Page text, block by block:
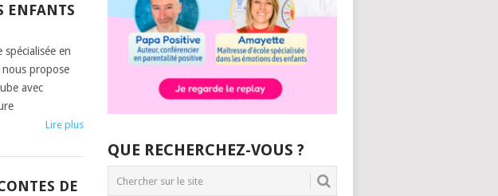
ENFANTS
en
propose
avec
Lire plus
DE
QUE RECHERCHEZ-VOUS ?